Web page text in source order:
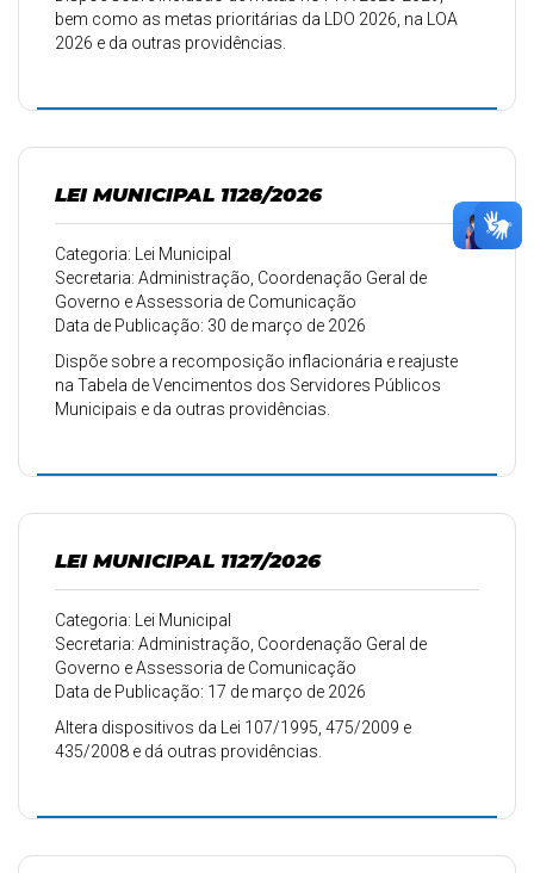
bem como as metas prioritárias da LDO 2026, na LOA
2026 e da outras providências.
LEI MUNICIPAL 1128/2026
Categoria: Lei Municipal
Secretaria: Administração, Coordenação Geral de
Governo e Assessoria de Comunicação
Data de Publicação: 30 de março de 2026
Dispõe sobre a recomposição inflacionária e reajuste
na Tabela de Vencimentos dos Servidores Públicos
Municipais e da outras providências.
LEI MUNICIPAL 1127/2026
Categoria: Lei Municipal
Secretaria: Administração, Coordenação Geral de
Governo e Assessoria de Comunicação
Data de Publicação: 17 de março de 2026
Altera dispositivos da Lei 107/1995, 475/2009 e
435/2008 e dá outras providências.